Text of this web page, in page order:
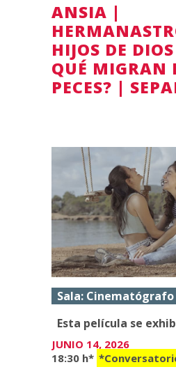
ANSIA |
HIJOS DE
QUÉ MIGRAN
PECES? |
Sala: Cinematógrafo
Esta película se
JUNIO 14, 2026
18:30 h*